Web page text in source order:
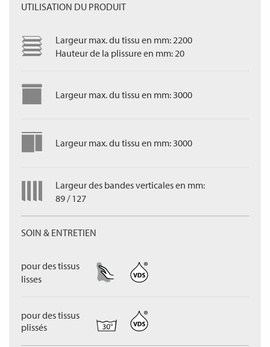
UTILISATION DU PRODUIT
Largeur max. du tissu en mm: 2200
Hauteur de la plissure en mm: 20
Largeur max. du tissu en mm: 3000
Largeur max. du tissu en mm: 3000
Largeur des bandes verticales en mm:
89 / 127
SOIN & ENTRETIEN
pour des tissus
lisses
pour des tissus
plissés